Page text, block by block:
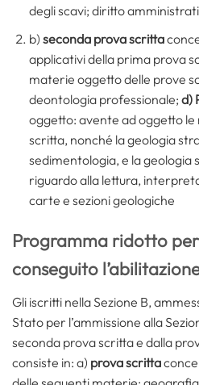
degli scavi; diritto
b) seconda prova scritta
applicativi della prima prova
materie oggetto delle prove
deontologia professionale; d)
oggetto: avente ad oggetto
scritta, nonché la geologia
sedimentologia, e la
riguardo alla lettura,
carte e sezioni geologiche
Programma ridotto
conseguito
Gli iscritti nella Sezione B,
Stato per l’ammissione alla
seconda prova scritta e dalla
consiste in: a) prova scritta